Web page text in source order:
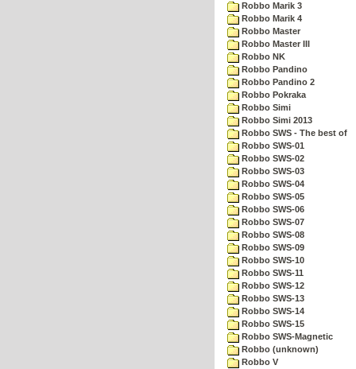
Robbo Marik 3
Robbo Marik 4
Robbo Master
Robbo Master III
Robbo NK
Robbo Pandino
Robbo Pandino 2
Robbo Pokraka
Robbo Simi
Robbo Simi 2013
Robbo SWS - The best of
Robbo SWS-01
Robbo SWS-02
Robbo SWS-03
Robbo SWS-04
Robbo SWS-05
Robbo SWS-06
Robbo SWS-07
Robbo SWS-08
Robbo SWS-09
Robbo SWS-10
Robbo SWS-11
Robbo SWS-12
Robbo SWS-13
Robbo SWS-14
Robbo SWS-15
Robbo SWS-Magnetic
Robbo (unknown)
Robbo V